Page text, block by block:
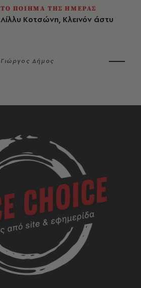
ΤΟ ΠΟΙΗΜΑ ΤΗΣ ΗΜΕΡΑΣ
Λίλλυ Κοτσώνη, Κλεινόν άστυ
Γιώργος Δήμος